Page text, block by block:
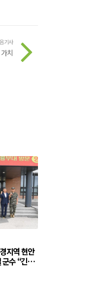
기사
치
지역 현안
군수 “긴밀